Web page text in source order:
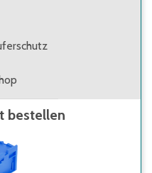
bestellen